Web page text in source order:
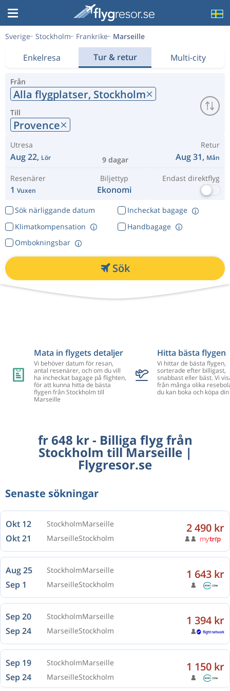
Sverige Stockholm Frankrike Marseille
Enkelresa Tur & retur Multi-city
Från
Alla flygplatser, Stockholm
Till
Provence
Utresa
Aug 22, Lör 9 dagar
Retur
Aug 31, Mån
Resenärer
1 Vuxen
Biljettyp
Ekonomi
Endast direktflyg
Sök närliggande datum
Incheckat bagage
Klimatkompensation
Ombokningsbar
Handbagage
Sök
Mata in flygets detaljer
Vi behöver datum för resan,
antal resenärer, och om du vill
ha incheckat bagage på flighten,
för att kunna hitta de bästa
flygen från Stockholm till
Marseille
Hitta bästa flygen
Vi hittar de bästa flygen,
sorterade efter billigast,
snabbast eller bäst. Vi
från många olika
du kan boka och köpa
fr 648 kr - Billiga flyg från
Stockholm till Marseille |
Flygresor.se
Senaste sökningar
Okt 12 StockholmMarseille
Okt 21 MarseilleStockholm
2 490 kr
Aug 25 StockholmMarseille
Sep 1 MarseilleStockholm
1 643 kr
Sep 20 StockholmMarseille
Sep 24 MarseilleStockholm
1 394 kr
Sep 19 StockholmMarseille
Sep 24 MarseilleStockholm
1 150 kr